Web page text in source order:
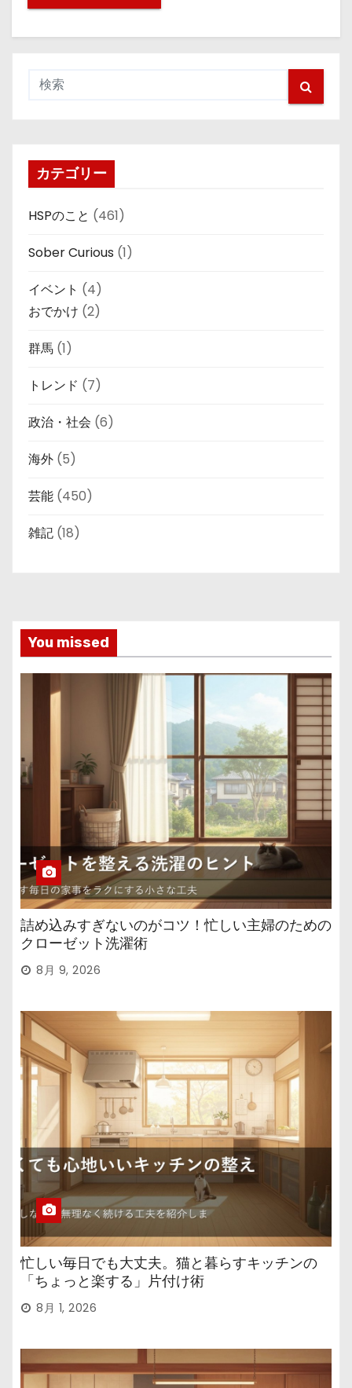
カテゴリー
HSPのこと (461)
Sober Curious (1)
イベント (4)
おでかけ (2)
群馬 (1)
トレンド (7)
政治・社会 (6)
海外 (5)
芸能 (450)
雑記 (18)
You missed
詰め込みすぎないのがコツ！忙しい主婦のための
クローゼット洗濯術
8月 9, 2026
忙しい毎日でも大丈夫。猫と暮らすキッチンの
「ちょっと楽する」片付け術
8月 1, 2026